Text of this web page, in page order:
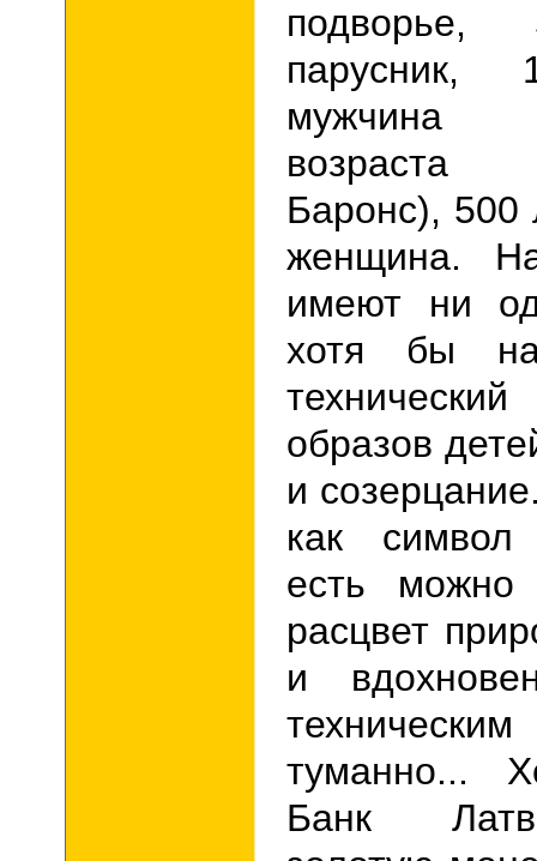
мужчина
Баронс), 500
женщина.
имеют ни
хотя бы
образов
и
как
есть можно
расцвет
и
туманно...
Банк